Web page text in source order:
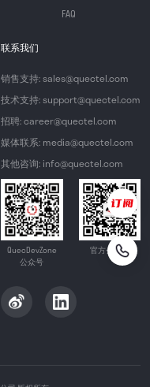
FAQ
联系我们
销售支持: sales@quectel.com
技术支持: support@quectel.com
招聘: career@quectel.com
媒体联系: media@quectel.com
其他咨询: info@quectel.com
QuecDevZone
公众号
官方公众号